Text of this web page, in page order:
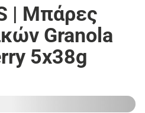
| Μπάρες
Granola
5x38g